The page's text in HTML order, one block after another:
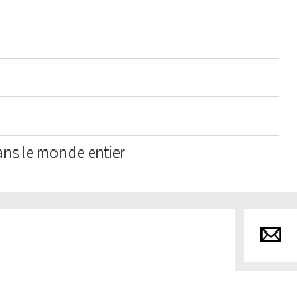
le monde entier
g